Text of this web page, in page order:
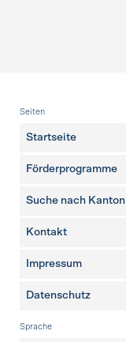
Fusszeile
Seiten
Startseite
Förderprogramme
Suche nach Kanton
weitere Seiten
Kontakt
Impressum
Datenschutz
Sprache